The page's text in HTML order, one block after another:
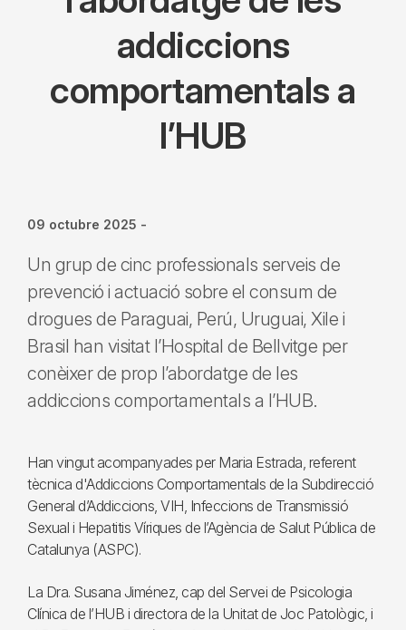
addiccions
comportamentals a
l’HUB
09 octubre 2025 -
Un grup de cinc professionals serveis de
prevenció i actuació sobre el consum de
drogues de Paraguai, Perú, Uruguai, Xile i
Brasil han visitat l’Hospital de Bellvitge per
conèixer de prop l’abordatge de les
addiccions comportamentals a l’HUB.
Han vingut acompanyades per Maria Estrada, referent
tècnica d'Addiccions Comportamentals de la Subdirecció
General d’Addiccions, VIH, Infeccions de Transmissió
Sexual i Hepatitis Víriques de l’Agència de Salut Pública de
Catalunya (ASPC).
La Dra. Susana Jiménez, cap del Servei de Psicologia
Clínica de l’HUB i directora de la Unitat de Joc Patològic, i